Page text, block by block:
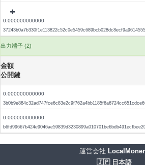
0.000000000000
出力端子 (2)
金額
公開鍵
0.000000000000
0.000000000000
運営会社
🇯🇵 日本語